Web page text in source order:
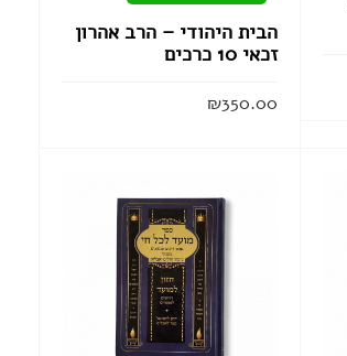
הבית היהודי – הרב אהרון
זכאי 10 כרכים
₪350.00
קלף מזוזה
ערכות תפילין לבר מצווה
תיקים לטלית ולתפילין